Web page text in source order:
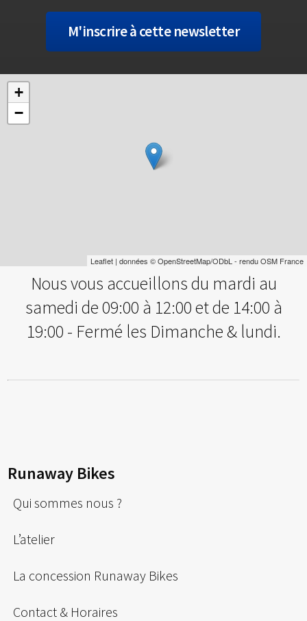
+
−
Leaflet | données ©OpenStreetMap/ODbL - renduOSM France
Nous vous accueillons du mardi au
samedi de 09:00 à 12:00 et de 14:00 à
19:00 - Fermé les Dimanche & lundi.
Runaway Bikes
Qui sommes nous ?
L’atelier
La concession Runaway Bikes
Contact & Horaires